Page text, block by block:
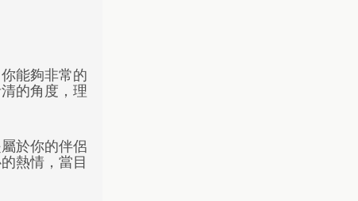
能夠非常的
的角度，理
於你的伴侶
熱情，當目